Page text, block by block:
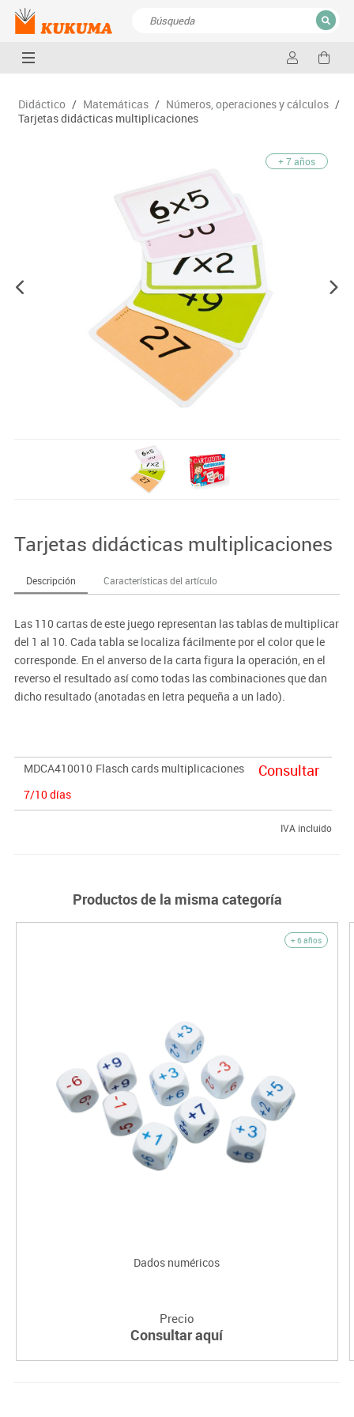
CERRAR
Didáctico / Matemáticas / Números, operaciones y cálculos /
Tarjetas didácticas multiplicaciones
+ 7 años
Tarjetas didácticas multiplicaciones
Descripción Características del artículo
Las 110 cartas de este juego representan las tablas de multiplicar
del 1 al 10. Cada tabla se localiza fácilmente por el color que le
corresponde. En el anverso de la carta figura la operación, en el
reverso el resultado así como todas las combinaciones que dan
dicho resultado (anotadas en letra pequeña a un lado).
MDCA410010 Flasch cards multiplicaciones
7/10 días
Consultar
IVA incluido
Productos de la misma categoría
+ 6 años
Dados numéricos
Precio
Consultar aquí